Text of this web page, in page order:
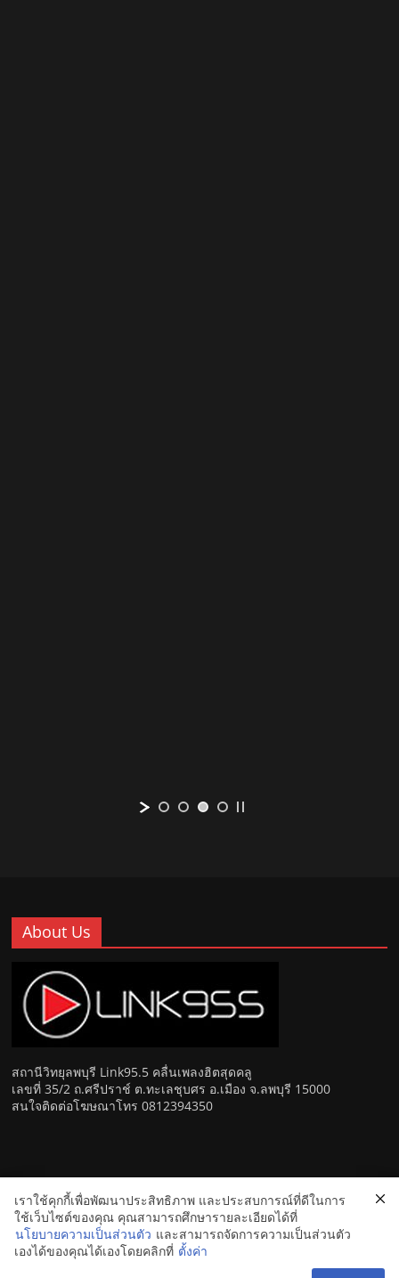
About Us
สถานีวิทยุลพบุรี Link95.5 คลื่นเพลงฮิตสุดคลู
เลขที่ 35/2 ถ.ศรีปราช์ ต.ทะเลชุบศร อ.เมือง จ.ลพบุรี 15000
สนใจติดต่อโฆษณาโทร 0812394350
Copyright © 2026Link 95.5 คลื่นเพลงฮิตสุดคูล สถานีวิทยุ FM
ลพบุรี . All rights reserved.
เราใช้คุกกี้เพื่อพัฒนาประสิทธิภาพ และประสบการณ์ที่ดีในการ
ใช้เว็บไซต์ของคุณ คุณสามารถศึกษารายละเอียดได้ที่
นโยบายความเป็นส่วนตัว และสามารถจัดการความเป็นส่วนตัว
เองได้ของคุณได้เองโดยคลิกที่ ตั้งค่า